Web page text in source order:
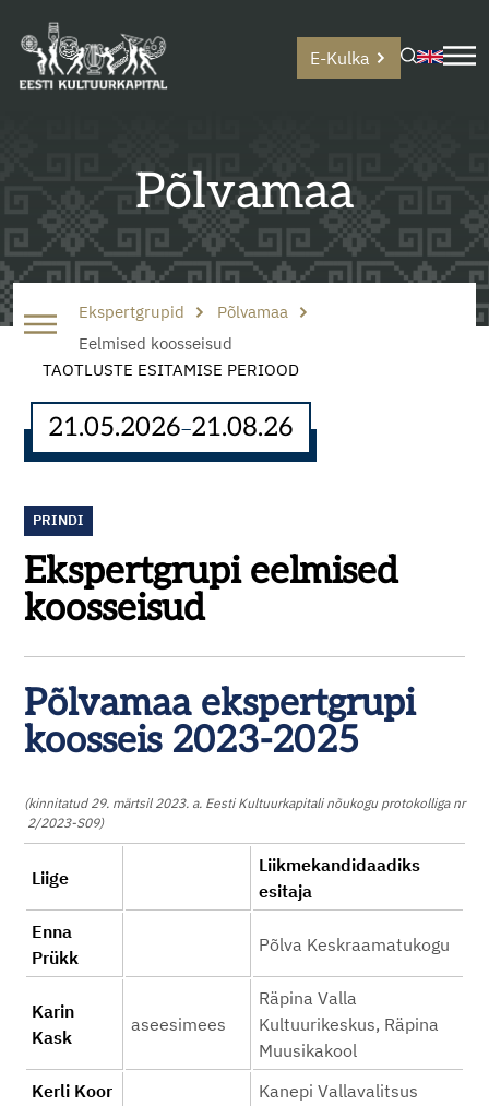
E-Kulka
Põlvamaa
Ekspertgrupid
Põlvamaa
Eelmised koosseisud
TAOTLUSTE ESITAMISE PERIOOD
21.05.2026–21.08.26
PRINDI
Ekspertgrupi eelmised
koosseisud
Põlvamaa ekspertgrupi
koosseis 2023-2025
(kinnitatud 29. märtsil 2023. a. Eesti Kultuurkapitali nõukogu protokolliga nr
2/2023-S09)
Liige
Liikmekandidaadiks
esitaja
Enna
Prükk
Põlva Keskraamatukogu
Karin
Kask
aseesimees
Räpina Valla
Kultuurikeskus, Räpina
Muusikakool
Kerli Koor
Kanepi Vallavalitsus